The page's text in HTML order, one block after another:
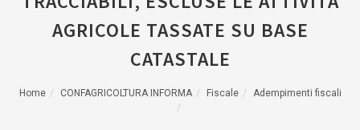
AGRICOLE TASSATE SU BASE
CATASTALE
Home CONFAGRICOLTURA INFORMA Fiscale Adempimenti fiscali